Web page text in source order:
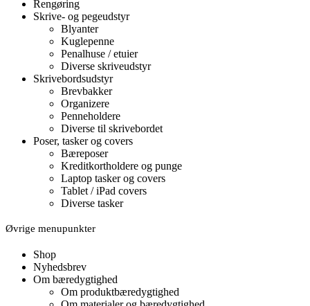
Rengøring
Skrive- og pegeudstyr
Blyanter
Kuglepenne
Penalhuse / etuier
Diverse skriveudstyr
Skrivebordsudstyr
Brevbakker
Organizere
Penneholdere
Diverse til skrivebordet
Poser, tasker og covers
Bæreposer
Kreditkortholdere og punge
Laptop tasker og covers
Tablet / iPad covers
Diverse tasker
Øvrige menupunkter
Shop
Nyhedsbrev
Om bæredygtighed
Om produktbæredygtighed